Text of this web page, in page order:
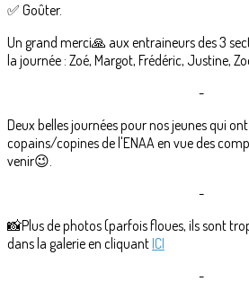
✅ Goûter.
Un grand merci🙏 aux entraineurs des 3
la journée : Zoé, Margot, Frédéric, Justine,
-
Deux belles journées pour nos jeunes qui
copains/copines de l'ENAA en vue des
venir😉.
-
📸Plus de photos (parfois floues, ils sont
dans la galerie en cliquant ICI
-